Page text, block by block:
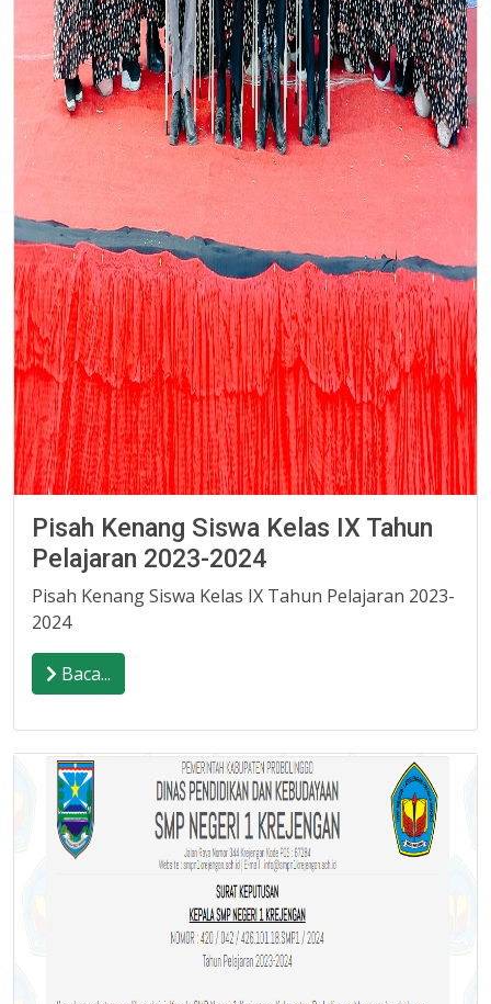
Pisah Kenang Siswa Kelas IX Tahun
Pelajaran 2023-2024
Pisah Kenang Siswa Kelas IX Tahun Pelajaran 2023-
2024
Baca...